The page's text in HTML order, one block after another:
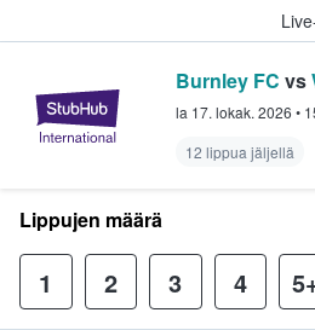
StubHub -
Burnley FC vs
la 17. lokak. 2026 •
12 lippua jäljellä
Lippujen määrä
1 2 3 4